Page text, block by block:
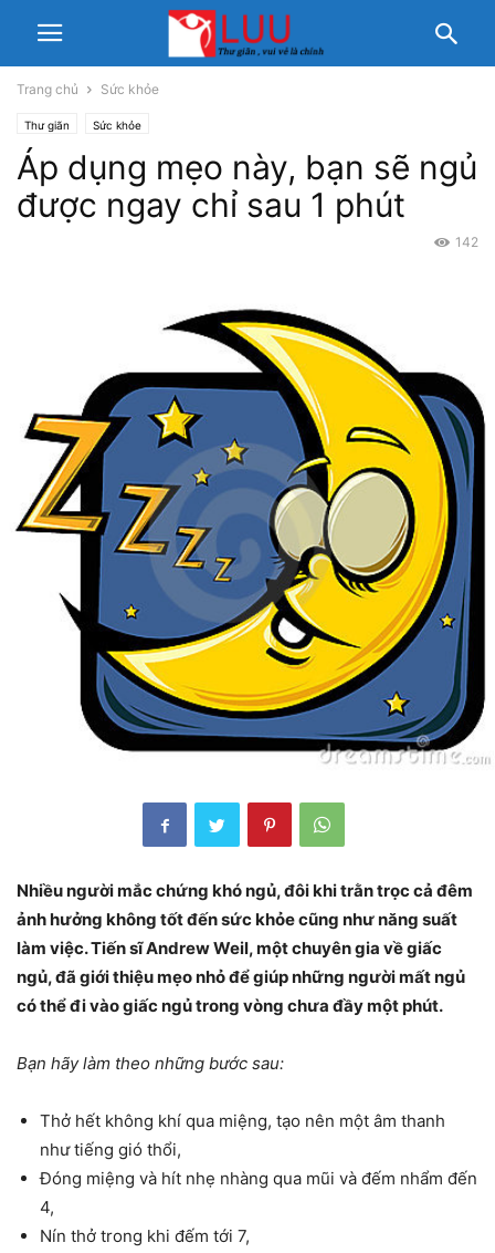
Trang chủ Sức khỏe
Thư giãn Sức khỏe
Áp dụng mẹo này, bạn sẽ ngủ
được ngay chỉ sau 1 phút
142
Nhiều người mắc chứng khó ngủ, đôi khi trằn trọc cả đêm
ảnh hưởng không tốt đến sức khỏe cũng như năng suất
làm việc. Tiến sĩ Andrew Weil, một chuyên gia về giấc
ngủ, đã giới thiệu mẹo nhỏ để giúp những người mất ngủ
có thể đi vào giấc ngủ trong vòng chưa đầy một phút.
Bạn hãy làm theo những bước sau:
Thở hết không khí qua miệng, tạo nên một âm thanh
như tiếng gió thổi,
Đóng miệng và hít nhẹ nhàng qua mũi và đếm nhẩm đến
4,
Nín thở trong khi đếm tới 7,